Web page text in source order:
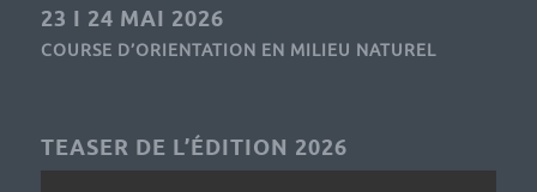
23 I 24 MAI 2026
COURSE D’ORIENTATION EN MILIEU NATUREL
TEASER DE L’ÉDITION 2026